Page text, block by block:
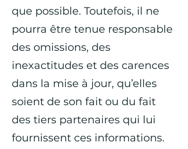
que possible. Toutefois, il ne
pourra être tenue responsable
des omissions, des
inexactitudes et des carences
dans la mise à jour, qu’elles
soient de son fait ou du fait
des tiers partenaires qui lui
fournissent ces informations.